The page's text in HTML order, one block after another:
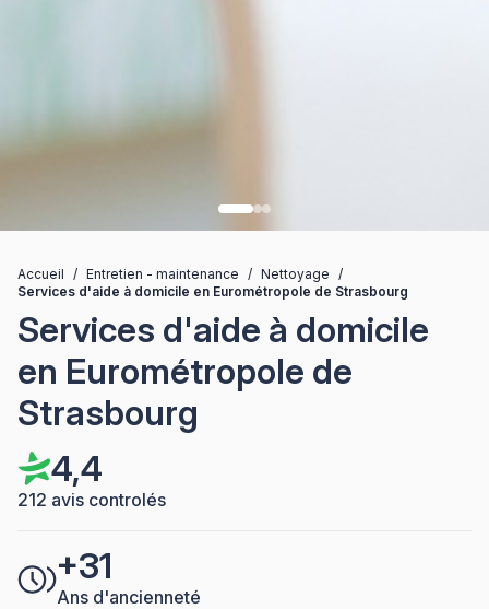
Accueil / Entretien - maintenance / Nettoyage
/
Services d'aide à domicile en Eurométropole de Strasbourg
Services d'aide à domicile
en Eurométropole de
Strasbourg
4,4
212 avis controlés
+31
Ans d'ancienneté